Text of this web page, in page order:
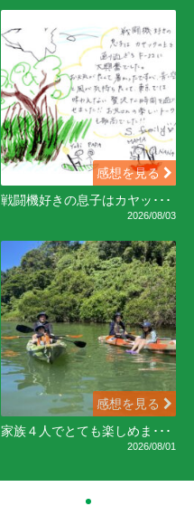
感想を見る
戦闘機好きの息子はカヤッ･･･
2026/08/03
感想を見る
家族４人でとても楽しめま･･･
2026/08/01